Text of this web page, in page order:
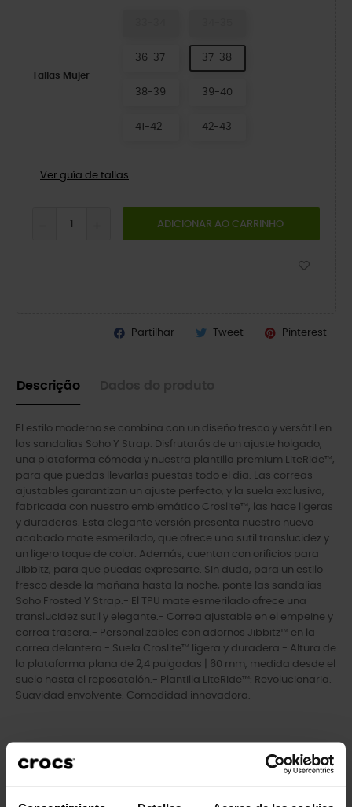
Tallas Mujer
36-37 37-38
38-39 39-40
41-42 42-43
Ver guía de tallas
ADICIONAR AO CARRINHO
Partilhar Tweet Pinterest
Descrição
El estilo moderno se combina con un diseño fresco y versátil en
las sandalias Soho Y Strap. Disfrutarás de un ajuste holgado,
una plataforma cómoda y nuestra plantilla premium LiteRide™,
para que puedas llevarlas puestas todo el día. Las correas
ajustables garantizan un ajuste perfecto, y la suela exclusiva,
fabricada con nuestro emblemático Croslite™, las hace ligeras
y duraderas. Esta elegante versión presenta nuestro nuevo
acabado mate esmerilado, que ofrece una sutil translucidez y
un ligero toque de color. Además, cuentan con orificios para
Jibbitz, para que puedas expresarte. Sin duda, para un estilo
fresco desde la mañana hasta la noche, ponte las sandalias
Soho Frosted Y Strap.- El TPU mate esmerilado ofrece una
translucidez sutil y elegante.- Correa ajustable en el empeine y
correa trasera.- Personalizables con adornos Jibbitz™ en la
correa delantera.- Suela Croslite™ ligera y duradera.- Altura de
la plataforma plana de 2,4 pulgadas | 60 mm, medida desde el
suelo hasta el reposatalón.- Plantilla LiteRide™: Revolucionaria.
Suavidad envolvente. Comodidad innovadora.
Clientes que compraram este